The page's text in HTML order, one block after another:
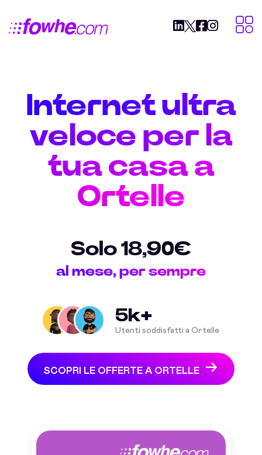
Internet ultra
veloce per la
tua casa a
Ortelle
Solo 18,90€
al mese, per sempre
5k+
Utenti soddisfatti a Ortelle
SCOPRI LE OFFERTE A ORTELLE